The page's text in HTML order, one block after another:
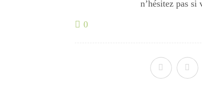
n’hésitez pas si
0